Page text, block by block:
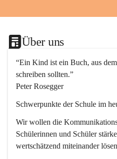
Über uns
“Ein Kind ist ein Buch, aus
schreiben sollten.”
Peter Rosegger
Schwerpunkte der Schule im
Wir wollen die
Schülerinnen und Schüler
wertschätzend miteinander